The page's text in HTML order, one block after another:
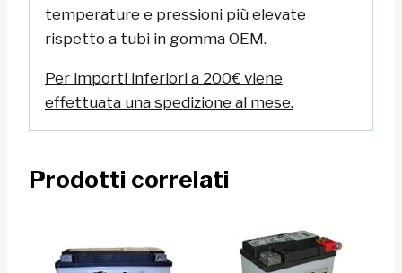
temperature e pressioni più elevate
rispetto a tubi in gomma OEM.
Per importi inferiori a 200€ viene
effettuata una spedizione al mese.
Prodotti correlati